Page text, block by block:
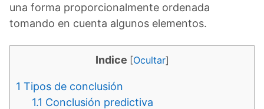
una forma proporcionalmente ordenada
tomando en cuenta algunos elementos.
Indice [Ocultar]
1 Tipos de conclusión
1.1 Conclusión predictiva